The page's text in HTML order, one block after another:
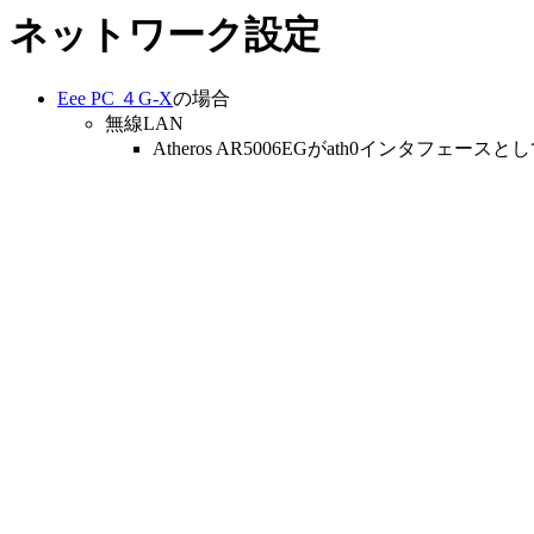
ネットワーク設定
Eee PC ４G-Xの場合
無線LAN
Atheros AR5006EGがath0インタフェースとし